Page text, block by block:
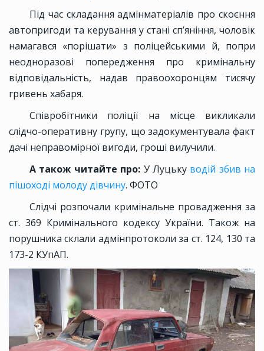
Під час складання адмінматеріалів про скоєння
автопригоди та керування у стані сп’яніння, чоловік
намагався «порішати» з поліцейськими й, попри
неодноразові попередження про кримінальну
відповідальність, надав правоохоронцям тисячу
гривень хабаря.
Співробітники поліції на місце викликали
слідчо-оперативну групу, що задокументувала факт
дачі неправомірної вигоди, гроші вилучили.
А також читайте про: У Луцьку водій збив на
пішоході молоду дівчину. ФОТО
Слідчі розпочали кримінальне провадження за
ст. 369 Кримінального кодексу України. Також на
порушника склали адмінпротоколи за ст. 124, 130 та
173-2 КУпАП.